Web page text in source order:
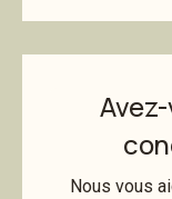
Nous vous